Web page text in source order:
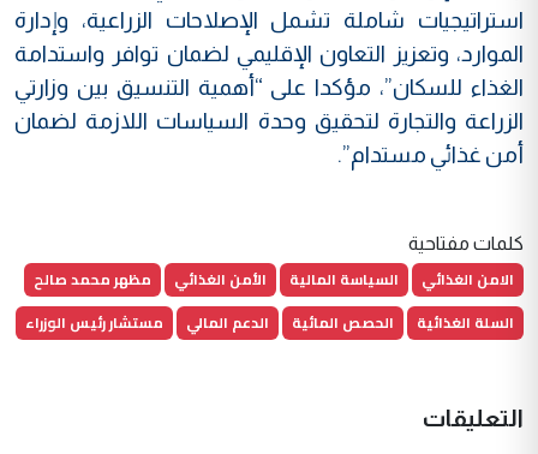
استراتيجيات شاملة تشمل الإصلاحات الزراعية، وإدارة
الموارد، وتعزيز التعاون الإقليمي لضمان توافر واستدامة
الغذاء للسكان”، مؤكدا على “أهمية التنسيق بين وزارتي
الزراعة والتجارة لتحقيق وحدة السياسات اللازمة لضمان
أمن غذائي مستدام”.
كلمات مفتاحية
الامن الغذائي السياسة المالية الأمن الغذائي
مظهر محمد صالح
السلة الغذائية
الحصص المائية الدعم المالي مستشار رئيس الوزراء
التعليقات